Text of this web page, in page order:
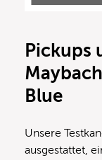
Pickups
Blue
Unsere
ausgestattet,